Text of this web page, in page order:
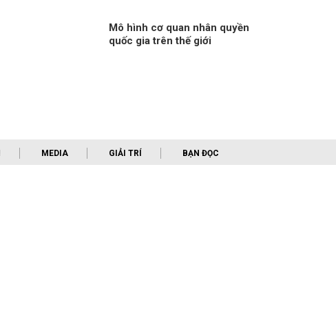
Mô hình cơ quan nhân quyền
quốc gia trên thế giới
MEDIA GIẢI TRÍ BẠN ĐỌC